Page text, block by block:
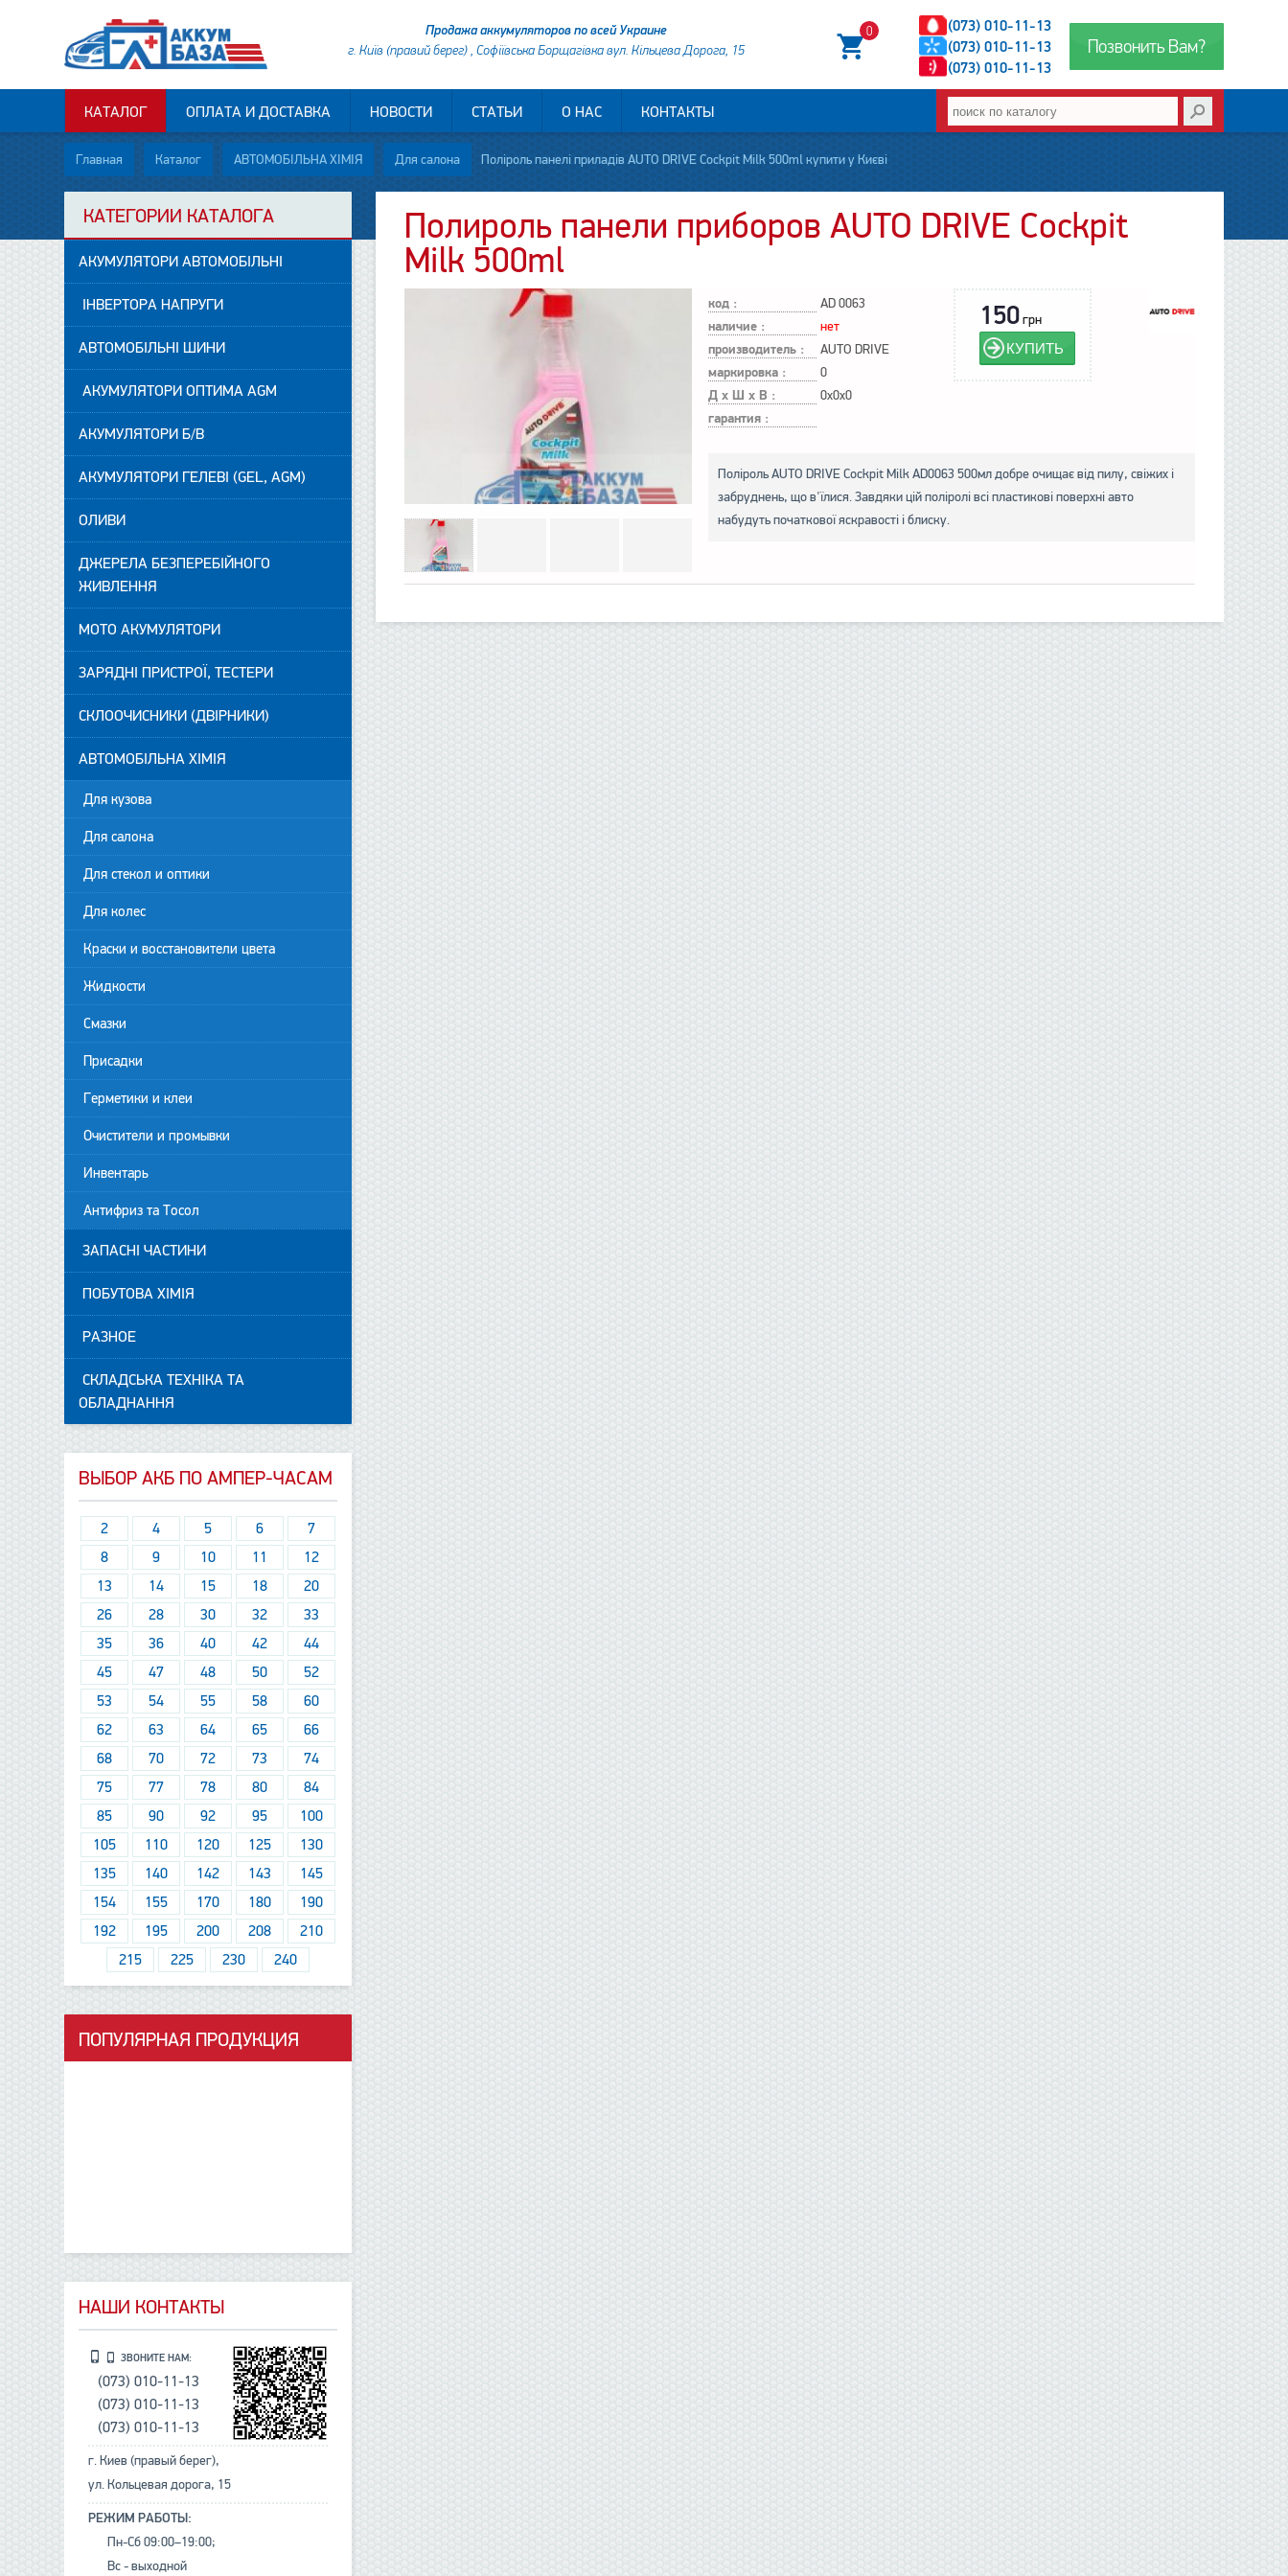
Позвонить Вам?
(073) 010-11-13
(073) 010-11-13
(073) 010-11-13
0
Продажа аккумуляторов по всей Украине
г. Київ (правий берег) , Софіївська Борщагівка вул. Кільцева Дорога, 15
КАТАЛОГ ОПЛАТА И ДОСТАВКА НОВОСТИ СТАТЬИ О НАС КОНТАКТЫ
Главная Каталог АВТОМОБІЛЬНА ХІМІЯ Для салона Поліроль панелі приладів AUTO DRIVE Cockpit Milk 500ml купити у Києві
Полироль панели приборов AUTO DRIVE Cockpit
Milk 500ml
код : AD 0063
наличие : нет
производитель : AUTO DRIVE
маркировка : 0
Д х Ш х В : 0x0x0
гарантия :
150грн
КУПИТЬ
Поліроль AUTO DRIVE Cockpit Milk AD0063 500мл добре очищає від пилу, свіжих і
забруднень, що в'їлися. Завдяки цій поліролі всі пластикові поверхні авто
набудуть початкової яскравості і блиску.
КАТЕГОРИИ КАТАЛОГА
АКУМУЛЯТОРИ АВТОМОБІЛЬНІ
ІНВЕРТОРА НАПРУГИ
АВТОМОБІЛЬНІ ШИНИ
АКУМУЛЯТОРИ ОПТИМА AGM
АКУМУЛЯТОРИ Б/В
АКУМУЛЯТОРИ ГЕЛЕВІ (GEL, AGM)
ОЛИВИ
ДЖЕРЕЛА БЕЗПЕРЕБІЙНОГО
ЖИВЛЕННЯ
МОТО АКУМУЛЯТОРИ
ЗАРЯДНІ ПРИСТРОЇ, ТЕСТЕРИ
СКЛООЧИСНИКИ (ДВІРНИКИ)
АВТОМОБІЛЬНА ХІМІЯ
Для кузова
Для салона
Для стекол и оптики
Для колес
Краски и восстановители цвета
Жидкости
Смазки
Присадки
Герметики и клеи
Очистители и промывки
Инвентарь
Антифриз та Тосол
ЗАПАСНІ ЧАСТИНИ
ПОБУТОВА ХІМІЯ
РАЗНОЕ
СКЛАДСЬКА ТЕХНІКА ТА
ОБЛАДНАННЯ
ВЫБОР АКБ ПО АМПЕР-ЧАСАМ
2 4 5 6
7
8
9 10 11
12
13
14 15 18
20
26
28 30 32
33
35
36 40 42
44
45
47 48 50
52
53
54 55 58
60
62
63 64 65
66
68
70 72 73
74
75
77 78 80
84
85
90 92 95
100
105
110 120 125
130
135
140 142 143
145
154
155 170 180
190
192
195 200 208
210
215
225 230 240
ПОПУЛЯРНАЯ ПРОДУКЦИЯ
данные отсутствуют
НАШИ КОНТАКТЫ
ЗВОНИТЕ НАМ:
(073) 010-11-13
(073) 010-11-13
(073) 010-11-13
г. Киев (правый берег),
ул. Кольцевая дорога, 15
РЕЖИМ РАБОТЫ:
Пн-Сб 09:00–19:00;
Вс - выходной